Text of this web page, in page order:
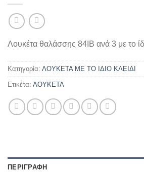
Λουκέτα θαλάσσης 84ΙΒ ανά 3 με το
Κατηγορία: ΛΟΥΚΕΤΑ ΜΕ ΤΟ ΙΔΙΟ ΚΛΕΙΔΙ
Ετικέτα: ΛΟΥΚΕΤΑ
ΠΕΡΙΓΡΑΦΉ